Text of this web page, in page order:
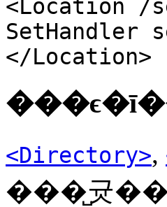
<Location /
SetHandler
</Location>
<Directory>,
���̺귯